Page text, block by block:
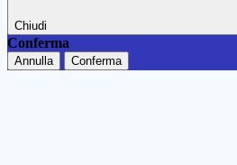
Chiudi
Conferma
Annulla Conferma